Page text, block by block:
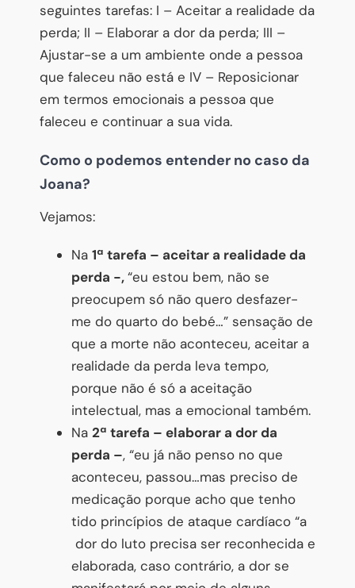
seguintes tarefas: I – Aceitar a realidade da
perda; II – Elaborar a dor da perda; III –
Ajustar-se a um ambiente onde a pessoa
que faleceu não está e IV – Reposicionar
em termos emocionais a pessoa que
faleceu e continuar a sua vida.
Como o podemos entender no caso da
Joana?
Vejamos:
Na 1ª tarefa – aceitar a realidade da
perda -,“eu estou bem, não se
preocupem só não quero desfazer-
me do quarto do bebé…” sensação de
que a morte não aconteceu, aceitar a
realidade da perda leva tempo,
porque não é só a aceitação
intelectual, mas a emocional também.
Na 2ª tarefa – elaborar a dor da
perda –, “eu já não penso no que
aconteceu, passou…mas preciso de
medicação porque acho que tenho
tido princípios de ataque cardíaco “a
dor do luto precisa ser reconhecida e
elaborada, caso contrário, a dor se